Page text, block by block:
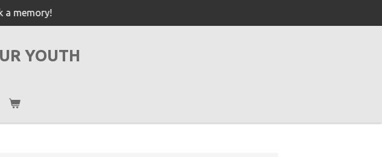
a memory!
YOUTH